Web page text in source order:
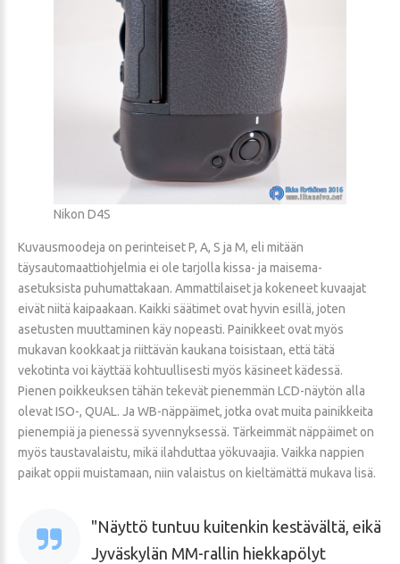
Nikon D4S
Kuvausmoodeja on perinteiset P, A, S ja M, eli mitään
täysautomaattiohjelmia ei ole tarjolla kissa- ja maisema-
asetuksista puhumattakaan. Ammattilaiset ja kokeneet kuvaajat
eivät niitä kaipaakaan. Kaikki säätimet ovat hyvin esillä, joten
asetusten muuttaminen käy nopeasti. Painikkeet ovat myös
mukavan kookkaat ja riittävän kaukana toisistaan, että tätä
vekotinta voi käyttää kohtuullisesti myös käsineet kädessä.
Pienen poikkeuksen tähän tekevät pienemmän LCD-näytön alla
olevat ISO-, QUAL. Ja WB-näppäimet, jotka ovat muita painikkeita
pienempiä ja pienessä syvennyksessä. Tärkeimmät näppäimet on
myös taustavalaistu, mikä ilahduttaa yökuvaajia. Vaikka nappien
paikat oppii muistamaan, niin valaistus on kieltämättä mukava lisä.
Näyttö tuntuu kuitenkin kestävältä, eikä
Jyväskylän MM-rallin hiekkapölyt